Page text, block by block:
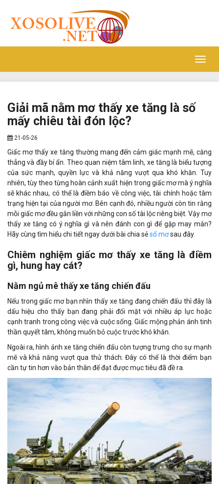
Giải mã nằm mơ thấy xe tăng là số
mấy chiêu tài đón lộc?
21-05-26
Giấc mơ thấy xe tăng thường mang đến cảm giác mạnh mẽ, căng
thẳng và đầy bí ẩn. Theo quan niệm tâm linh, xe tăng là biểu tượng
của sức mạnh, quyền lực và khả năng vượt qua khó khăn. Tuy
nhiên, tùy theo từng hoàn cảnh xuất hiện trong giấc mơ mà ý nghĩa
sẽ khác nhau, có thể là điềm báo về công việc, tài chính hoặc tâm
trạng hiện tại của người mơ. Bên cạnh đó, nhiều người còn tin rằng
mỗi giấc mơ đều gắn liền với những con số tài lộc riêng biệt. Vậy mơ
thấy xe tăng có ý nghĩa gì và nên đánh con gì để gặp may mắn?
Hãy cùng tìm hiểu chi tiết ngay dưới bài chia sẻsổ mơsau đây.
Chiêm nghiệm giấc mơ thấy xe tăng là điềm
gì, hung hay cát?
Nằm ngủ mê thấy xe tăng chiến đấu
Nếu trong giấc mơ bạn nhìn thấy xe tăng đang chiến đấu thì đây là
dấu hiệu cho thấy bạn đang phải đối mặt với nhiều áp lực hoặc
cạnh tranh trong công việc và cuộc sống. Giấc mộng phản ánh tinh
thần quyết tâm, không muốn bỏ cuộc trước khó khăn.
Ngoài ra, hình ảnh xe tăng chiến đấu còn tượng trưng cho sự mạnh
mẽ và khả năng vượt qua thử thách. Đây có thể là thời điểm bạn
cần tự tin hơn vào bản thân để đạt được mục tiêu đã đề ra.